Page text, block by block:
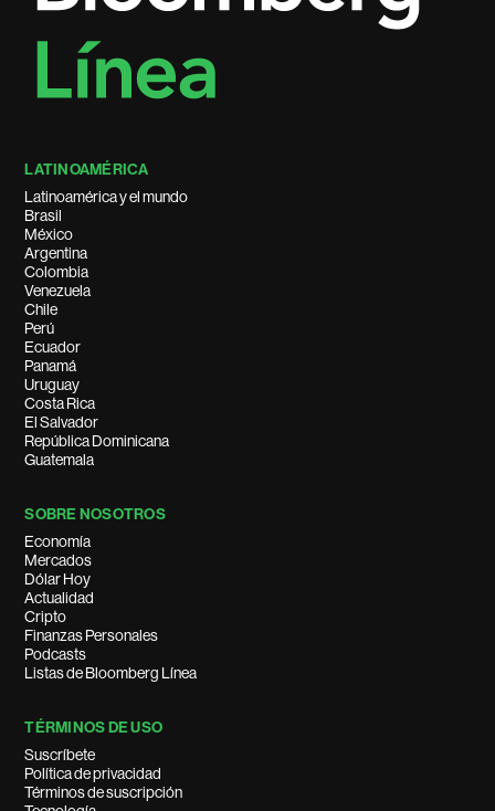
LATINOAMÉRICA
Latinoamérica y el mundo
Brasil
México
Argentina
Colombia
Venezuela
Chile
Perú
Ecuador
Panamá
Uruguay
Costa Rica
El Salvador
República Dominicana
Guatemala
SOBRE NOSOTROS
Economía
Mercados
Dólar Hoy
Actualidad
Cripto
Finanzas Personales
Podcasts
Listas de Bloomberg Línea
TÉRMINOS DE USO
Suscríbete
Política de privacidad
Términos de suscripción